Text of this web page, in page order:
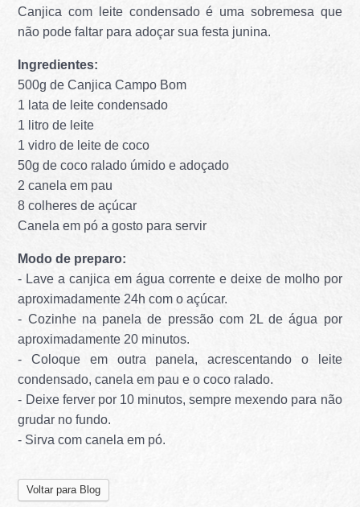
Canjica com leite condensado é uma sobremesa que
não pode faltar para adoçar sua festa junina.
Ingredientes:
500g de Canjica Campo Bom
1 lata de leite condensado
1 litro de leite
1 vidro de leite de coco
50g de coco ralado úmido e adoçado
2 canela em pau
8 colheres de açúcar
Canela em pó a gosto para servir
Modo de preparo:
- Lave a canjica em água corrente e deixe de molho por
aproximadamente 24h com o açúcar.
- Cozinhe na panela de pressão com 2L de água por
aproximadamente 20 minutos.
- Coloque em outra panela, acrescentando o leite
condensado, canela em pau e o coco ralado.
- Deixe ferver por 10 minutos, sempre mexendo para não
grudar no fundo.
- Sirva com canela em pó.
Voltar para Blog